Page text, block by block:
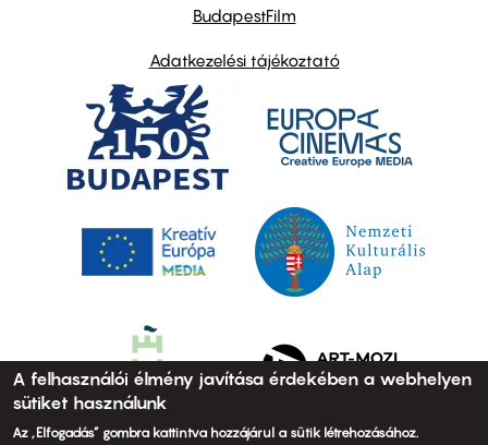
BudapestFilm
Adatkezelési tájékoztató
A felhasználói élmény javítása érdekében a webhelyen
sütiket használunk
Az „Elfogadás” gombra kattintva hozzájárul a sütik létrehozásához.